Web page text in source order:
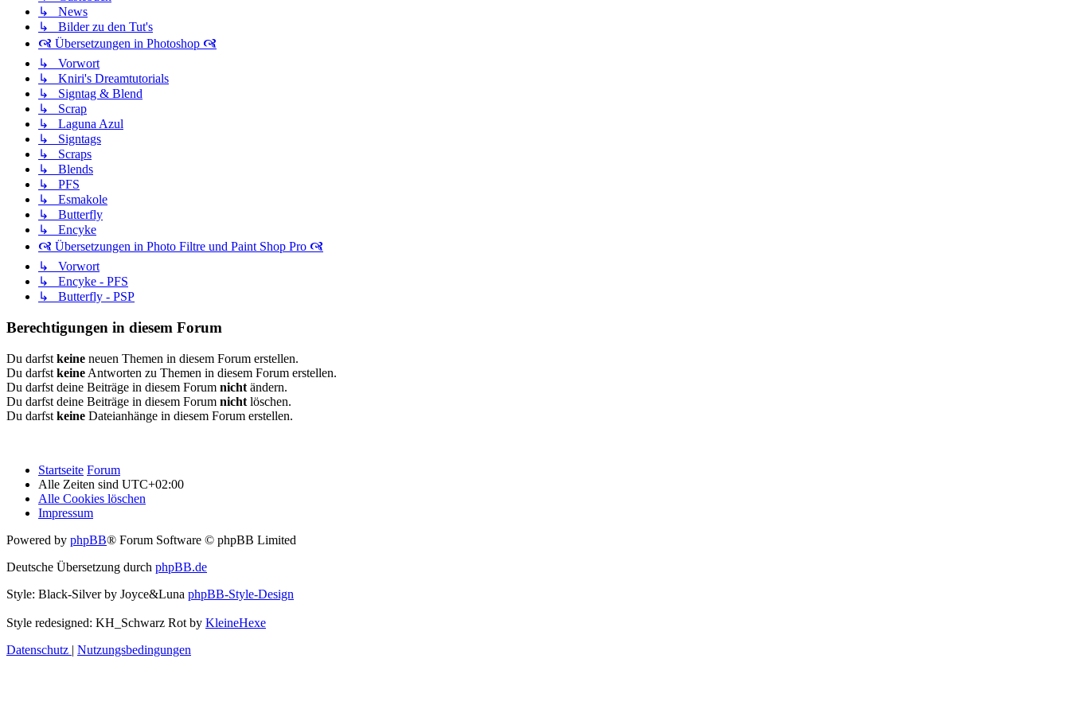
↳ News
↳ Bilder zu den Tut's
🙧 Übersetzungen in Photoshop 🙧
↳ Vorwort
↳ Kniri's Dreamtutorials
↳ Signtag & Blend
↳ Scrap
↳ Laguna Azul
↳ Signtags
↳ Scraps
↳ Blends
↳ PFS
↳ Esmakole
↳ Butterfly
↳ Encyke
🙧 Übersetzungen in Photo Filtre und Paint Shop Pro 🙧
↳ Vorwort
↳ Encyke - PFS
↳ Butterfly - PSP
Berechtigungen in diesem Forum
Du darfst keine neuen Themen in diesem Forum erstellen.
Du darfst keine Antworten zu Themen in diesem Forum erstellen.
Du darfst deine Beiträge in diesem Forum nicht ändern.
Du darfst deine Beiträge in diesem Forum nicht löschen.
Du darfst keine Dateianhänge in diesem Forum erstellen.
Startseite Forum
Alle Zeiten sind UTC+02:00
Alle Cookies löschen
Impressum
Powered by phpBB® Forum Software © phpBB Limited
Deutsche Übersetzung durch phpBB.de
Style: Black-Silver by Joyce&Luna phpBB-Style-Design
Style redesigned: KH_Schwarz Rot by KleineHexe
Datenschutz | Nutzungsbedingungen